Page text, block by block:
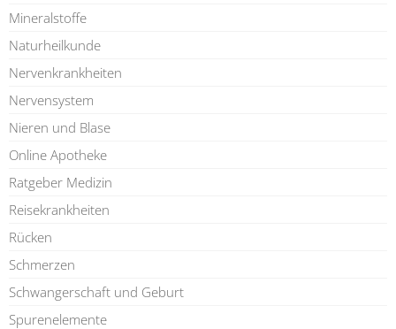
Mineralstoffe
Naturheilkunde
Nervenkrankheiten
Nervensystem
Nieren und Blase
Online Apotheke
Ratgeber Medizin
Reisekrankheiten
Rücken
Schmerzen
Schwangerschaft und Geburt
Spurenelemente